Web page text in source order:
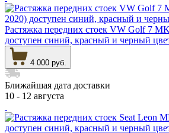
Растяжка передних стоек VW Golf 7
доступен синий, красный и черный
4 000 руб.
Ближайшая дата доставки
10 - 12 августа